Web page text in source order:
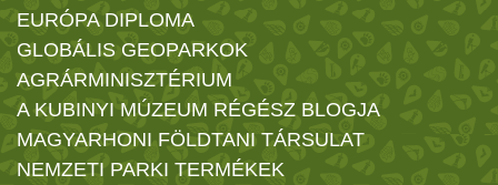
EURÓPA DIPLOMA
GLOBÁLIS GEOPARKOK
AGRÁRMINISZTÉRIUM
A KUBINYI MÚZEUM RÉGÉSZ BLOGJA
MAGYARHONI FÖLDTANI TÁRSULAT
NEMZETI PARKI TERMÉKEK